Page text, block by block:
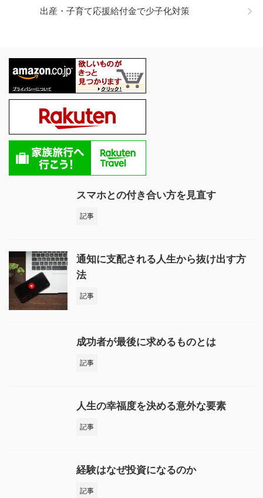
出産・子育て応援給付金で少子化対策
スマホとの付き合い方を見直す
記事
通知に支配される人生から抜け出す方
法
記事
成功者が最後に求めるものとは
記事
人生の幸福度を決める意外な要素
記事
経験はなぜ投資になるのか
記事